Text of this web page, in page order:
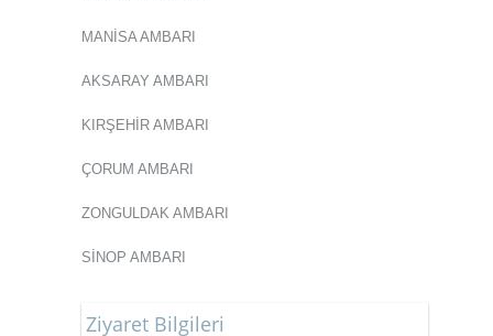
MANİSA AMBARI
AKSARAY AMBARI
KIRŞEHİR AMBARI
ÇORUM AMBARI
ZONGULDAK AMBARI
SİNOP AMBARI
Ziyaret Bilgileri